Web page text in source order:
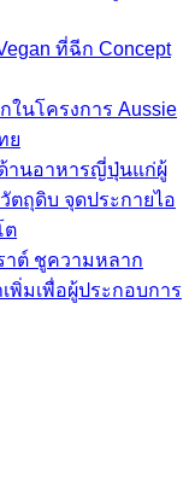
ที่ฉีก Concept
ในโครงการ Aussie
ย
านอาหารญี่ปุ่นแก่ผู้
ตถุดิบ จุดประกายไอ
ต
าต์ ชูความหลาก
พิ่มเพื่อผู้ประกอบการ